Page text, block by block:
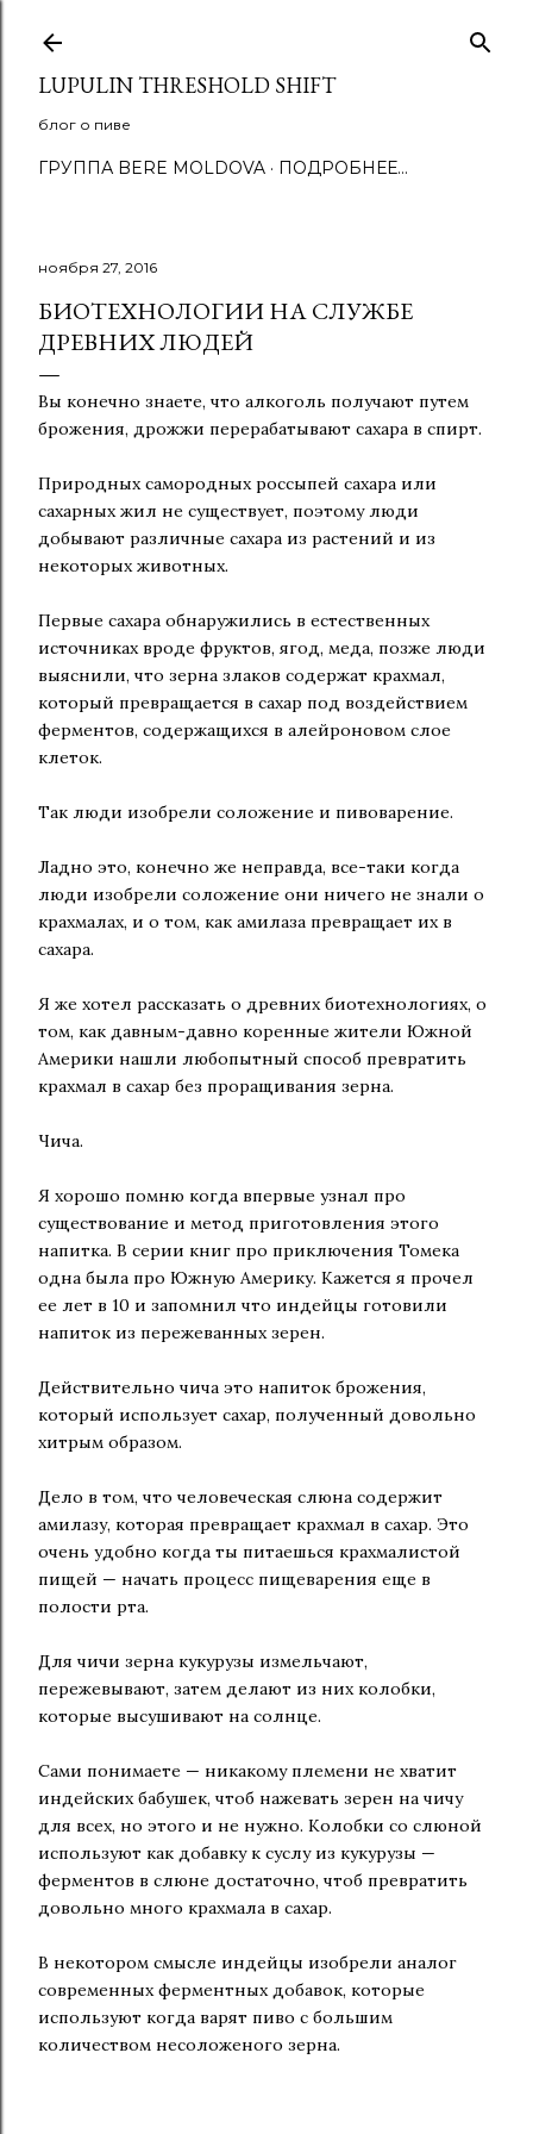
LUPULIN THRESHOLD SHIFT
блог о пиве
ГРУППА BERE MOLDOVA ПОДРОБНЕЕ…
ноября 27, 2016
БИОТЕХНОЛОГИИ НА СЛУЖБЕ
ДРЕВНИХ ЛЮДЕЙ
Вы конечно знаете, что алкоголь получают путем
брожения, дрожжи перерабатывают сахара в спирт.
Природных самородных россыпей сахара или
сахарных жил не существует, поэтому люди
добывают различные сахара из растений и из
некоторых животных.
Первые сахара обнаружились в естественных
источниках вроде фруктов, ягод, меда, позже люди
выяснили, что зерна злаков содержат крахмал,
который превращается в сахар под воздействием
ферментов, содержащихся в алейроновом слое
клеток.
Так люди изобрели соложение и пивоварение.
Ладно это, конечно же неправда, все-таки когда
люди изобрели соложение они ничего не знали о
крахмалах, и о том, как амилаза превращает их в
сахара.
Я же хотел рассказать о древних биотехнологиях, о
том, как давным-давно коренные жители Южной
Америки нашли любопытный способ превратить
крахмал в сахар без проращивания зерна.
Чича.
Я хорошо помню когда впервые узнал про
существование и метод приготовления этого
напитка. В серии книг про приключения Томека
одна была про Южную Америку. Кажется я прочел
ее лет в 10 и запомнил что индейцы готовили
напиток из пережеванных зерен.
Действительно чича это напиток брожения,
который использует сахар, полученный довольно
хитрым образом.
Дело в том, что человеческая слюна содержит
амилазу, которая превращает крахмал в сахар. Это
очень удобно когда ты питаешься крахмалистой
пищей — начать процесс пищеварения еще в
полости рта.
Для чичи зерна кукурузы измельчают,
пережевывают, затем делают из них колобки,
которые высушивают на солнце.
Сами понимаете — никакому племени не хватит
индейских бабушек, чтоб нажевать зерен на чичу
для всех, но этого и не нужно. Колобки со слюной
используют как добавку к суслу из кукурузы —
ферментов в слюне достаточно, чтоб превратить
довольно много крахмала в сахар.
В некотором смысле индейцы изобрели аналог
современных ферментных добавок, которые
используют когда варят пиво с большим
количеством несоложеного зерна.